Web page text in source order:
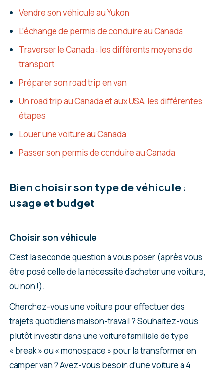
Vendre son véhicule au Yukon
L’échange de permis de conduire au Canada
Traverser le Canada : les différents moyens de
transport
Préparer son road trip en van
Un road trip au Canada et aux USA, les différentes
étapes
Louer une voiture au Canada
Passer son permis de conduire au Canada
Bien choisir son type de véhicule :
usage et budget
Choisir son véhicule
C’est la seconde question à vous poser (après vous
être posé celle de la nécessité d’acheter une voiture,
ou non !).
Cherchez-vous une voiture pour effectuer des
trajets quotidiens maison-travail ? Souhaitez-vous
plutôt investir dans une voiture familiale de type
« break » ou « monospace » pour la transformer en
camper van ? Avez-vous besoin d’une voiture à 4